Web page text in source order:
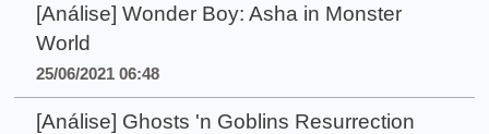
[Análise] Wonder Boy: Asha in Monster
World
25/06/2021 06:48
[Análise] Ghosts 'n Goblins Resurrection